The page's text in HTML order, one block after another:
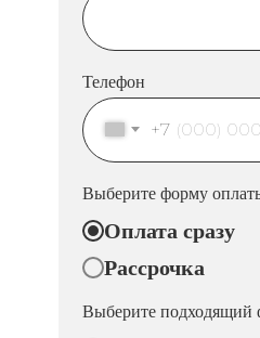
Телефон
+7
Выберите форму
Оплата сразу
Рассрочка
Выберите подходящий